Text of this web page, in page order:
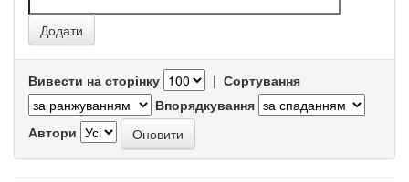
Вивести на сторінку | Сортування
Впорядкування
Автори